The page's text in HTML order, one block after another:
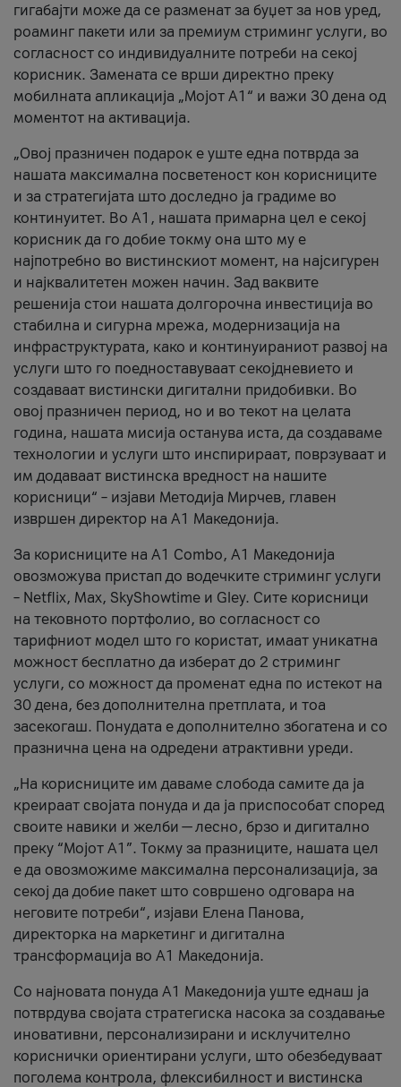
гигабајти може да се разменат за буџет за нов уред,
роаминг пакети или за премиум стриминг услуги, во
согласност со индивидуалните потреби на секој
корисник. Замената се врши директно преку
мобилната апликација „Мојот А1“ и важи 30 дена од
моментот на активација.
„Овој празничен подарок е уште една потврда за
нашата максимална посветеност кон корисниците
и за стратегијата што доследно ја градиме во
континуитет. Во А1, нашата примарна цел е секој
корисник да го добие токму она што му е
најпотребно во вистинскиот момент, на најсигурен
и најквалитетен можен начин. Зад ваквите
решенија стои нашата долгорочна инвестиција во
стабилна и сигурна мрежа, модернизација на
инфраструктурата, како и континуираниот развој на
услуги што го поедноставуваат секојдневието и
создаваат вистински дигитални придобивки. Во
овој празничен период, но и во текот на целата
година, нашата мисија останува иста, да создаваме
технологии и услуги што инспирираат, поврзуваат и
им додаваат вистинска вредност на нашите
корисници“ – изјави Методија Мирчев, главен
извршен директор на А1 Македонија.
За корисниците на A1 Combo, А1 Македонија
овозможува пристап до водечките стриминг услуги
– Netflix, Max, SkyShowtime и Gley. Сите корисници
на тековното портфолио, во согласност со
тарифниот модел што го користат, имаат уникатна
можност бесплатно да изберат до 2 стриминг
услуги, со можност да променат една по истекот на
30 дена, без дополнителна претплата, и тоа
засекогаш. Понудата е дополнително збогатена и со
празнична цена на одредени атрактивни уреди.
„На корисниците им даваме слобода самите да ја
креираат својата понуда и да ја приспособат според
своите навики и желби — лесно, брзо и дигитално
преку “Мојот А1”. Токму за празниците, нашата цел
е да овозможиме максимална персонализација, за
секој да добие пакет што совршено одговара на
неговите потреби“, изјави Елена Панова,
директорка на маркетинг и дигитална
трансформација во А1 Македонија.
Со најновата понуда А1 Македонија уште еднаш ја
потврдува својата стратегиска насока за создавање
иновативни, персонализирани и исклучително
кориснички ориентирани услуги, што обезбедуваат
поголема контрола, флексибилност и вистинска